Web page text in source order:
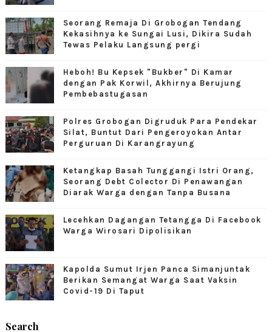
Seorang Remaja Di Grobogan Tendang
Kekasihnya ke Sungai Lusi, Dikira Sudah
Tewas Pelaku Langsung pergi
Heboh! Bu Kepsek "Bukber" Di Kamar
dengan Pak Korwil, Akhirnya Berujung
Pembebastugasan
Polres Grobogan Digruduk Para Pendekar
Silat, Buntut Dari Pengeroyokan Antar
Perguruan Di Karangrayung
Ketangkap Basah Tunggangi Istri Orang,
Seorang Debt Colector Di Penawangan
Diarak Warga dengan Tanpa Busana
Lecehkan Dagangan Tetangga Di Facebook
Warga Wirosari Dipolisikan
Kapolda Sumut Irjen Panca Simanjuntak
Berikan Semangat Warga Saat Vaksin
Covid-19 Di Taput
Search